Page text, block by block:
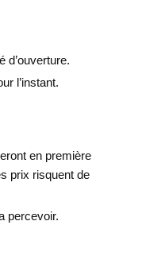
d’ouverture.
l’instant.
en première
prix risquent de
percevoir.